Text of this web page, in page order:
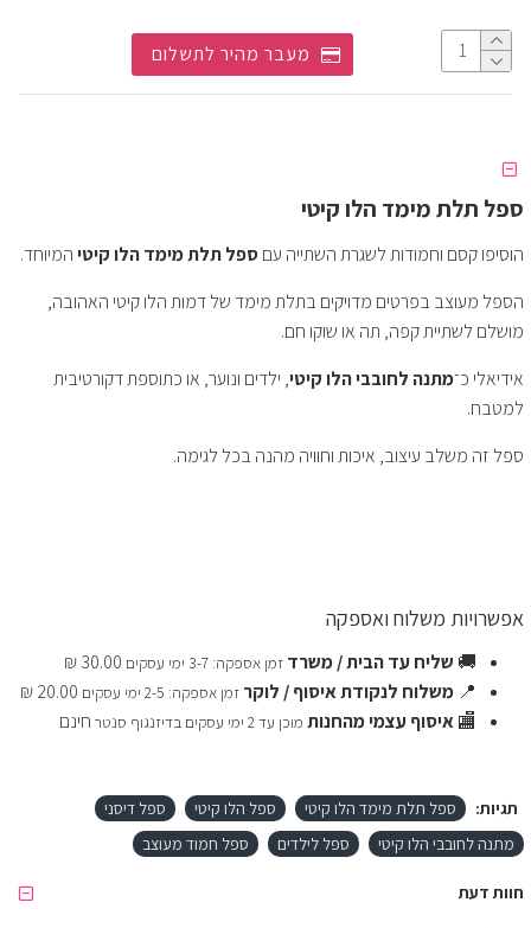
מעבר מהיר לתשלום
אפשרויות משלוח ואספקה
🚚 שליח עד הבית / משרד זמן אספקה: 3-7 ימי עסקים
30.00 ₪
📍 משלוח לנקודת איסוף / לוקר זמן אספקה: 2-5 ימי עסקים
20.00 ₪
🏬איסוף עצמי מהחנות מוכן עד 2 ימי עסקים בדיזנגוף סנטר חינם
ספל תלת מימד הלו קיטי
הוסיפו קסם וחמודות לשגרת השתייה עםספל תלת מימד הלו קיטיהמיוחד.
הספל מעוצב בפרטים מדויקים בתלת מימד של דמות הלו קיטי האהובה,
מושלם לשתיית קפה, תה או שוקו חם.
אידיאלי כ־מתנה לחובבי הלו קיטי, ילדים ונוער, או כתוספת דקורטיבית
למטבח.
ספל זה משלב עיצוב, איכות וחוויה מהנה בכל לגימה.
תגיות: ספל תלת מימד הלו קיטי ספל הלו קיטי
ספל דיסני
מתנה לחובבי הלו קיטי
ספל לילדים ספל חמוד מעוצב
חוות דעת